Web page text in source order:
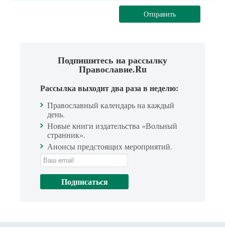
Отправить
Подпишитесь на рассылку
Православие.Ru
Рассылка выходит два раза в неделю:
Православный календарь на каждый
день.
Новые книги издательства «Вольный
странник».
Анонсы предстоящих мероприятий.